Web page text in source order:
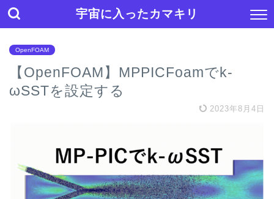
宇宙に入ったカマキリ
OpenFOAM
【OpenFOAM】MPPICFoamでk-
ωSSTを設定する
2023年8月4日